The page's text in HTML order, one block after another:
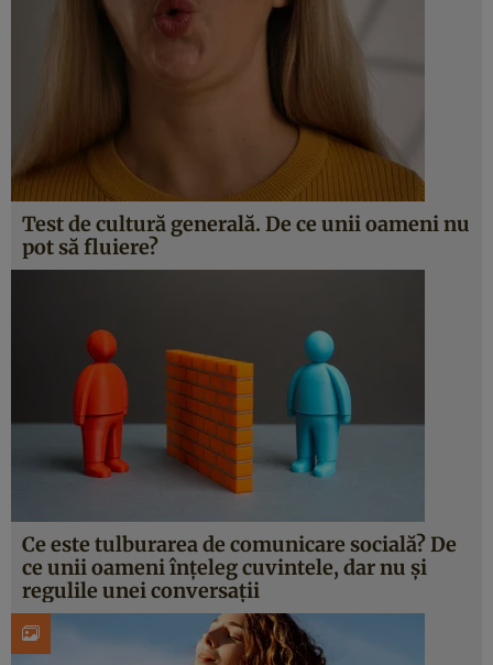
Test de cultură generală. De ce unii oameni nu
pot să fluiere?
Ce este tulburarea de comunicare socială? De
ce unii oameni înțeleg cuvintele, dar nu și
regulile unei conversații